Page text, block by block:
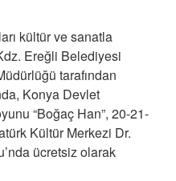
kültür ve sanatla
Ereğli Belediyesi
tarafından
Konya Devlet
“Boğaç Han”, 20-21-
Kültür Merkezi Dr.
ücretsiz olarak